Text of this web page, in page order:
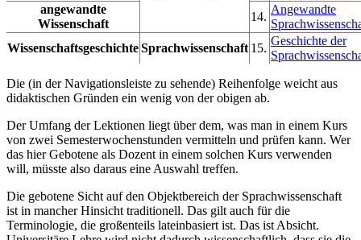
angewandte
Wissenschaft
14.
Angewandte
WissenschaftsgeschichteSprachwissenschaft 15.
Geschichte der
Die (in der Navigationsleiste zu sehende) Reihenfolge weicht aus
didaktischen Gründen ein wenig von der obigen ab.
Der Umfang der Lektionen liegt über dem, was man in einem Kurs
von zwei Semesterwochenstunden vermitteln und prüfen kann. Wer
das hier Gebotene als Dozent in einem solchen Kurs verwenden
will, müsste also daraus eine Auswahl treffen.
Die gebotene Sicht auf den Objektbereich der Sprachwissenschaft
ist in mancher Hinsicht traditionell. Das gilt auch für die
Terminologie, die großenteils lateinbasiert ist. Das ist Absicht.